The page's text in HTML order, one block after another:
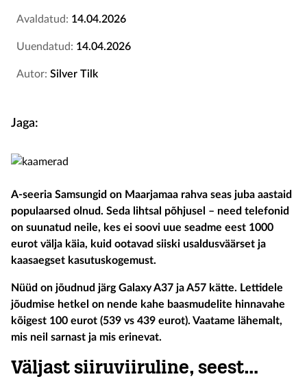
Avaldatud: 14.04.2026
Uuendatud: 14.04.2026
Autor: Silver Tilk
Jaga:
A-seeria Samsungid on Maarjamaa rahva seas juba aastaid
populaarsed olnud. Seda lihtsal põhjusel – need telefonid
on suunatud neile, kes ei soovi uue seadme eest 1000
eurot välja käia, kuid ootavad siiski usaldusväärset ja
kaasaegset kasutuskogemust.
Nüüd on jõudnud järg Galaxy A37 ja A57 kätte. Lettidele
jõudmise hetkel on nende kahe baasmudelite hinnavahe
kõigest 100 eurot (539 vs 439 eurot). Vaatame lähemalt,
mis neil sarnast ja mis erinevat.
Väljast siiruviiruline, seest…